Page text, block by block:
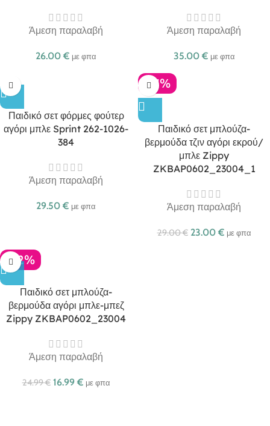
Άμεση παραλαβή
26.00 € με φπα
Άμεση παραλαβή
35.00 € με φπα
Παιδικό σετ φόρμες φούτερ
αγόρι μπλε Sprint 262-1026-
384
Άμεση παραλαβή
29.50 € με φπα
-21%
Παιδικό σετ μπλούζα-
βερμούδα τζιν αγόρι εκρού/
μπλε Zippy
ZKBAP0602_23004_1
Άμεση παραλαβή
29.00€ 23.00 € με φπα
-32%
Παιδικό σετ μπλούζα-
βερμούδα αγόρι μπλε-μπεζ
Zippy ZKBAP0602_23004
Άμεση παραλαβή
24.99€ 16.99 € με φπα